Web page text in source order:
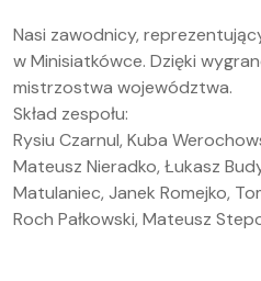
Nasi zawodnicy,
w Minisiatkówce. Dzięki
mistrzostwa województwa.
Skład zespołu:
Rysiu Czarnul, Kuba
Mateusz Nieradko, Łukasz
Matulaniec, Janek Romejko,
Roch Pałkowski, Mateusz